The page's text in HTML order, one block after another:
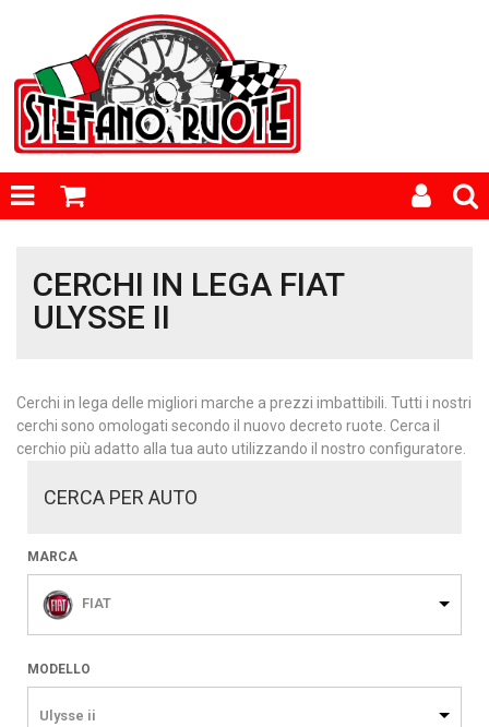
CERCHI IN LEGA FIAT
ULYSSE II
Cerchi in lega delle migliori marche a prezzi imbattibili. Tutti i nostri
cerchi sono omologati secondo il nuovo decreto ruote. Cerca il
cerchio più adatto alla tua auto utilizzando il nostro configuratore.
CERCA PER AUTO
MARCA
FIAT
MODELLO
Ulysse ii